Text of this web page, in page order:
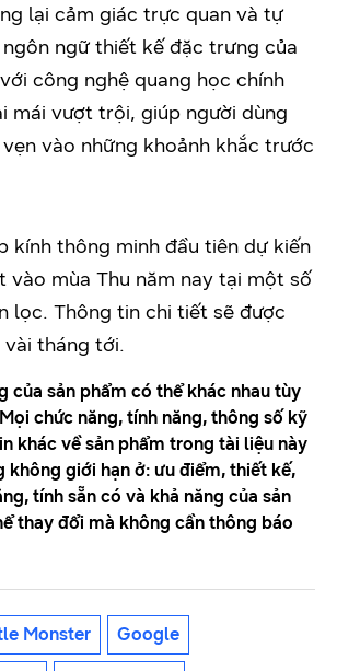
lại cảm giác trực quan và tự
ngữ thiết kế đặc trưng của
công nghệ quang học chính
mái vượt trội, giúp người dùng
vào những khoảnh khắc trước
kính thông minh đầu tiên dự kiến
vào mùa Thu năm nay tại một số
lọc. Thông tin chi tiết sẽ được
tháng tới.
của sản phẩm có thể khác nhau tùy
chức năng, tính năng, thông số kỹ
khác về sản phẩm trong tài liệu này
không giới hạn ở: ưu điểm, thiết kế,
tính sẵn có và khả năng của sản
thay đổi mà không cần thông báo
Monster Google